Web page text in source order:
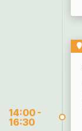
14:00 -
16:30